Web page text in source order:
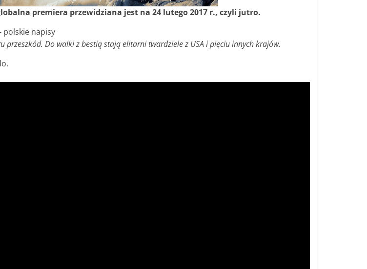
premiera przewidziana jest na 24 lutego 2017 r., czyli jutro.
polskie napisy
Do walki z bestią stają elitarni twardziele z USA i pięciu innych krajów.
.